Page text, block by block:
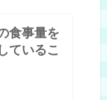
食事量を
ているこ